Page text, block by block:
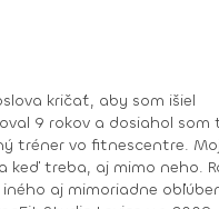
kričať, aby som išiel
9 rokov a dosiahol som
tréner vo fitnescentre.
keď treba, aj mimo neho.
aj mimoriadne